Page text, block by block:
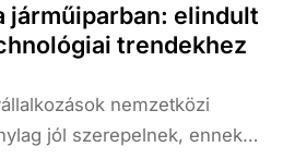
járműiparban: elindult
trendekhez
nemzetközi
jól szerepelnek, ennek